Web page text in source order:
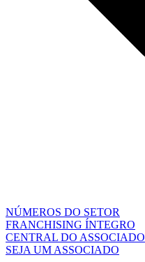
NÚMEROS DO SETOR
FRANCHISING ÍNTEGRO
CENTRAL DO ASSOCIADO
SEJA UM ASSOCIADO